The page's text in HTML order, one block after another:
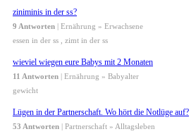
ziniminis in der ss?
9 Antworten | Ernährung » Erwachsene
essen in der ss , zimt in der ss
wieviel wiegen eure Babys mit 2 Monaten
11 Antworten | Ernährung » Babyalter
gewicht
Lügen in der Partnerschaft. Wo hört die Notlüge auf?
53 Antworten | Partnerschaft » Alltagsleben